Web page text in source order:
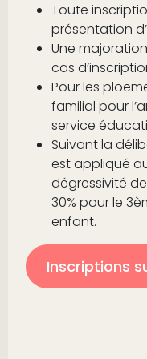
Toute
présentation
Une
cas
Pour les
familial pour
service
Suivant la
est appliqué
dégressivité
30% pour le
enfant.
Inscriptions